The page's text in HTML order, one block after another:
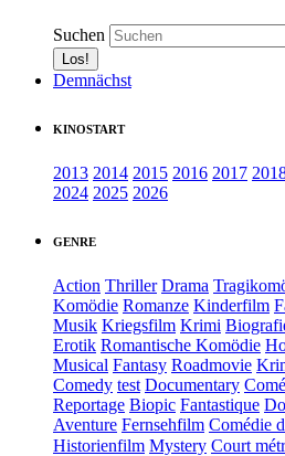
Suchen
Demnächst
KINOSTART
2013 2014 2015 2016 2017
2024 2025 2026
GENRE
Action Thriller Drama
Komödie Romanze Kinderfilm
Musik Kriegsfilm Krimi
Erotik Romantische Komödie
Musical Fantasy Roadmovie
Comedy test Documentary
Reportage Biopic Fantastique
Aventure Fernsehfilm Comédie
Historienfilm Mystery Court